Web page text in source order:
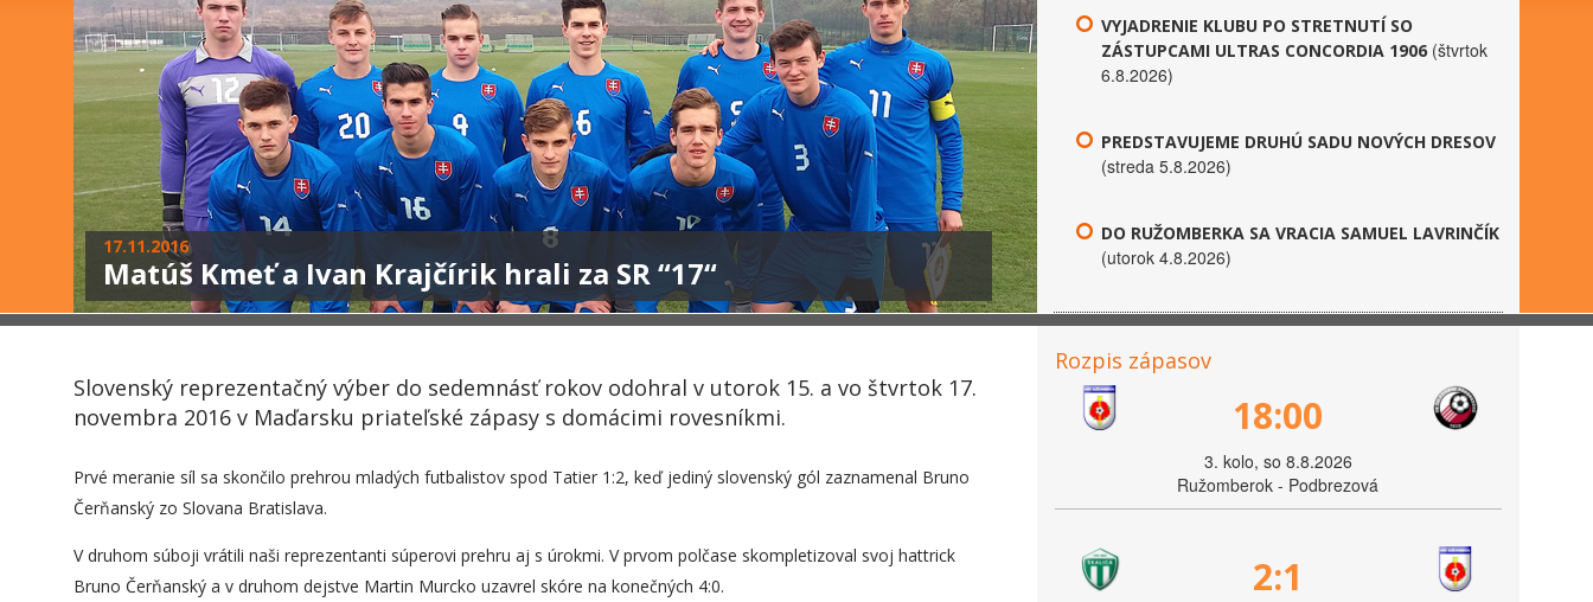
17.11.2016
Matúš Kmeť a Ivan Krajčírik hrali za SR “17“
VYJADRENIE KLUBU PO STRETNUTÍ SO
ZÁSTUPCAMI ULTRAS CONCORDIA 1906 (štvrtok
6.8.2026)
PREDSTAVUJEME DRUHÚ SADU NOVÝCH DRESOV
(streda 5.8.2026)
DO RUŽOMBERKA SA VRACIA SAMUEL LAVRINČÍK
(utorok 4.8.2026)
Slovenský reprezentačný výber do sedemnásť rokov odohral v utorok 15. a vo štvrtok 17.
novembra 2016 v Maďarsku priateľské zápasy s domácimi rovesníkmi.
Prvé meranie síl sa skončilo prehrou mladých futbalistov spod Tatier 1:2, keď jediný slovenský gól zaznamenal Bruno
Čerňanský zo Slovana Bratislava.
V druhom súboji vrátili naši reprezentanti súperovi prehru aj s úrokmi. V prvom polčase skompletizoval svoj hattrick
Bruno Čerňanský a v druhom dejstve Martin Murcko uzavrel skóre na konečných 4:0.
Rozpis zápasov
18:00
3. kolo, so 8.8.2026
Ružomberok - Podbrezová
2:1